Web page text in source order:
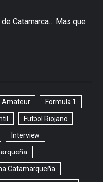
Catamarca… Mas que
Amateur Formula 1
Futbol Riojano
Interview
Catamarqueña